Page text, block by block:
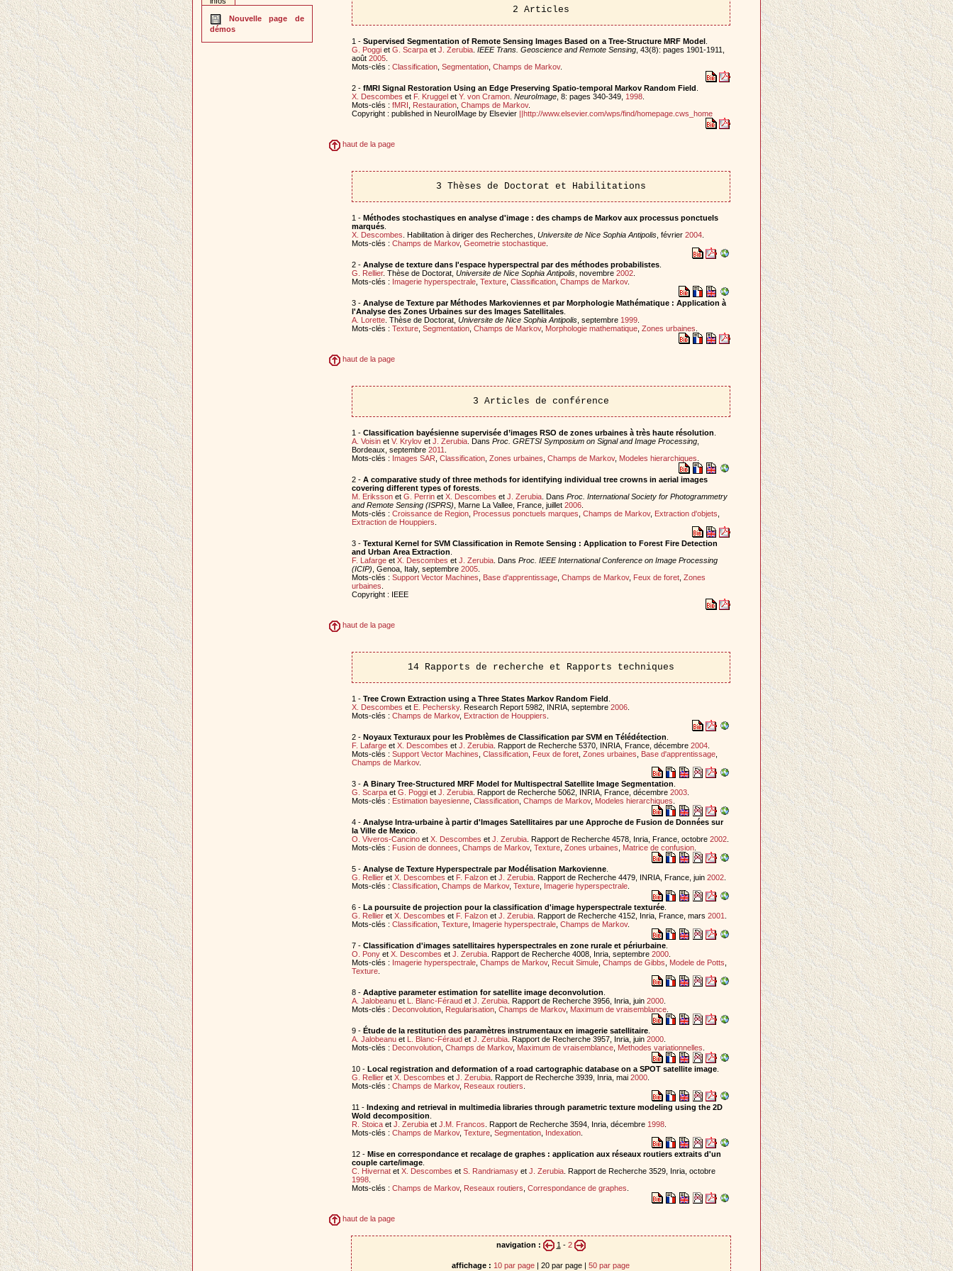
Nouvelle page de
démos
2 Articles
1 - Supervised Segmentation of Remote Sensing Images Based on a Tree-Structure MRF Model.
G. Poggiet G. Scarpaet J. Zerubia. IEEE Trans. Geoscience and Remote Sensing, 43(8): pages 1901-1911,
août 2005.
Mots-clés : Classification, Segmentation, Champs de Markov.
2 - fMRI Signal Restoration Using an Edge Preserving Spatio-temporal Markov Random Field
X. Descombes et F. Kruggelet Y. von Cramon. NeuroImage, 8: pages 340-349, 1998.
Mots-clés : fMRI Restauration, Champs de Markov.
Copyright : published in NeuroIMage by Elsevier ||http://www.elsevier.com/wps/find/homepage.cws_home
haut de la page
3 Thèses de Doctorat et Habilitations
1 - Méthodes stochastiques en analyse d'image : des champs de Markov aux processus ponctuels
marqués.
X. Descombes . Habilitation à diriger des Recherches, Universite de Nice Sophia Antipolis, février 2004.
Mots-clés : Champs de Markov, Geometrie stochastique.
2 - Analyse de texture dans l'espace hyperspectral par des méthodes probabilistes.
G. Rellier. Thèse de Doctorat, Universite de Nice Sophia Antipolis, novembre 2002.
Mots-clés : Imagerie hyperspectrale, Texture, Classification, Champs de Markov.
3 - Analyse de Texture par Méthodes Markoviennes et par Morphologie Mathématique : Application à
l'Analyse des Zones Urbaines sur des Images Satellitales.
A. Lorette. Thèse de Doctorat, Universite de Nice Sophia Antipolis, septembre 1999.
Mots-clés : Texture, Segmentation, Champs de Markov, Morphologie mathematique, Zones urbaines
haut de la page
3 Articles de conférence
1 - Classification bayésienne supervisée d’images RSO de zones urbaines à très haute résolution
A. Voisinet V. Krylovet J. Zerubia. Dans Proc. GRETSI Symposium on Signal and Image Processing,
Bordeaux, septembre 2011
Mots-clés : Images SAR Classification, Zones urbaines Champs de Markov, Modeles hierarchiques
2 - A comparative study of three methods for identifying individual tree crowns in aerial images
covering different types of forests.
M. Erikssonet G. Perrinet X. Descombes et J. Zerubia. Dans Proc. International Society for Photogrammetry
and Remote Sensing (ISPRS) , Marne La Vallee, France, juillet 2006.
Mots-clés : Croissance de Region, Processus ponctuels marques Champs de Markov, Extraction d'objets
Extraction de Houppiers
3 - Textural Kernel for SVM Classification in Remote Sensing : Application to Forest Fire Detection
and Urban Area Extraction
F. Lafargeet X. Descombes et J. Zerubia. Dans Proc. IEEE International Conference on Image Processing
(ICIP) , Genoa, Italy, septembre 2005.
Mots-clés : Support Vector Machines Base d'apprentissage, Champs de Markov, Feux de foret, Zones
urbaines
Copyright : IEEE
haut de la page
14 Rapports de recherche et Rapports techniques
1 - Tree Crown Extraction using a Three States Markov Random Field
X. Descombes et E. Pechersky. Research Report 5982, INRIA, septembre 2006.
Mots-clés : Champs de Markov, Extraction de Houppiers
2 - Noyaux Texturaux pour les Problèmes de Classification par SVM en Télédétection
F. Lafargeet X. Descombes et J. Zerubia. Rapport de Recherche 5370, INRIA, France, décembre 2004.
Mots-clés : Support Vector Machines Classification, Feux de foret, Zones urbaines Base d'apprentissage,
Champs de Markov.
3 - A Binary Tree-Structured MRF Model for Multispectral Satellite Image Segmentation
G. Scarpaet G. Poggiet J. Zerubia. Rapport de Recherche 5062, INRIA, France, décembre 2003.
Mots-clés : Estimation bayesienne, Classification, Champs de Markov, Modeles hierarchiques
4 - Analyse Intra-urbaine à partir d'Images Satellitaires par une Approche de Fusion de Données sur
la Ville de Mexico.
O. Viveros-Cancinoet X. Descombes et J. Zerubia. Rapport de Recherche 4578, Inria, France, octobre 2002.
Mots-clés : Fusion de donnees Champs de Markov, Texture, Zones urbaines Matrice de confusion.
5 - Analyse de Texture Hyperspectrale par Modélisation Markovienne.
G. Rellieret X. Descombes et F. Falzonet J. Zerubia. Rapport de Recherche 4479, INRIA, France, juin 2002.
Mots-clés : Classification, Champs de Markov, Texture, Imagerie hyperspectrale.
6 - La poursuite de projection pour la classification d'image hyperspectrale texturée.
G. Rellieret X. Descombes et F. Falzonet J. Zerubia. Rapport de Recherche 4152, Inria, France, mars 2001
Mots-clés : Classification, Texture, Imagerie hyperspectrale, Champs de Markov.
7 - Classification d'images satellitaires hyperspectrales en zone rurale et périurbaine.
O. Ponyet X. Descombes et J. Zerubia. Rapport de Recherche 4008, Inria, septembre 2000.
Mots-clés : Imagerie hyperspectrale, Champs de Markov, Recuit Simule, Champs de Gibbs Modele de Potts
Texture.
8 - Adaptive parameter estimation for satellite image deconvolution
A. Jalobeanuet L. Blanc-Féraudet J. Zerubia. Rapport de Recherche 3956, Inria, juin 2000.
Mots-clés : Deconvolution, Regularisation, Champs de Markov, Maximum de vraisemblance.
9 - Étude de la restitution des paramètres instrumentaux en imagerie satellitaire.
A. Jalobeanuet L. Blanc-Féraudet J. Zerubia. Rapport de Recherche 3957, Inria, juin 2000.
Mots-clés : Deconvolution, Champs de Markov, Maximum de vraisemblance, Methodes variationnelles
10 - Local registration and deformation of a road cartographic database on a SPOT satellite image.
G. Rellieret X. Descombes et J. Zerubia. Rapport de Recherche 3939, Inria, mai 2000.
Mots-clés : Champs de Markov, Reseaux routiers
11 - Indexing and retrieval in multimedia libraries through parametric texture modeling using the 2D
Wold decomposition
R. Stoicaet J. Zerubiaet J.M. Francos . Rapport de Recherche 3594, Inria, décembre 1998.
Mots-clés : Champs de Markov, Texture, Segmentation, Indexation.
12 - Mise en correspondance et recalage de graphes : application aux réseaux routiers extraits d'un
couple carte/image.
C. Hivernatet X. Descombes et S. Randriamasyet J. Zerubia. Rapport de Recherche 3529, Inria, octobre
1998.
Mots-clés : Champs de Markov, Reseaux routiers Correspondance de graphes
haut de la page
navigation : 1 - 2
affichage : 10 par page | 20 par page | 50 par page